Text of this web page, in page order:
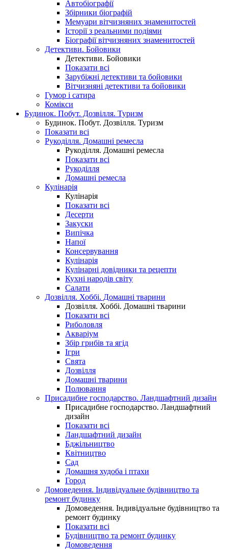
Автобіографії
Збірники біографій
Мемуари вітчизняних знаменитостей
Історії з реальними подіями
Біографії вітчизняних знаменитостей
Детективи. Бойовики
Детективи. Бойовики
Показати всі
Зарубіжні детективи та бойовики
Вітчизняні детективи та бойовики
Гумор і сатира
Комікси
Будинок. Побут. Дозвілля. Туризм
Будинок. Побут. Дозвілля. Туризм
Показати всі
Рукоділля. Домашні ремесла
Рукоділля. Домашні ремесла
Показати всі
Рукоділля
Домашні ремесла
Кулінарія
Кулінарія
Показати всі
Десерти
Закуски
Випічка
Напої
Консервування
Кулінарія
Кулінарні довідники та рецепти
Кухні народів світу
Салати
Дозвілля. Хоббі. Домашні тварини
Дозвілля. Хоббі. Домашні тварини
Показати всі
Риболовля
Акваріум
Збір грибів та ягід
Ігри
Свята
Дозвілля
Домашні тварини
Полювання
Присадибне господарство. Ландшафтний дизайн
Присадибне господарство. Ландшафтний
дизайн
Показати всі
Ландшафтний дизайн
Бджільництво
Квітництво
Сад
Домашня худоба і птахи
Город
Домоведення. Індивідуальне будівництво та
ремонт будинку
Домоведення. Індивідуальне будівництво та
ремонт будинку
Показати всі
Будівництво та ремонт будинку
Домоведення